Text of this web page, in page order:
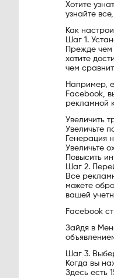
Хотите
узнайте
Как
Шаг 1.
Прежде
хотите
чем
Например,
Facebook,
рекламной
Увеличить
Увеличьте
Генерация
Увеличьте
Повысить
Шаг 2.
Все
можете
вашей
Facebook
Зайдя в
Шаг 3.
Когда вы
Здесь есть